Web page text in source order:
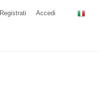
Registrati Accedi